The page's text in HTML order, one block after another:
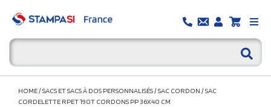
HOME/SACS ET SACS À DOS PERSONNALISÉS/SAC CORDON /SAC
CORDELETTE RPET 190T CORDONS PP 36X40 CM